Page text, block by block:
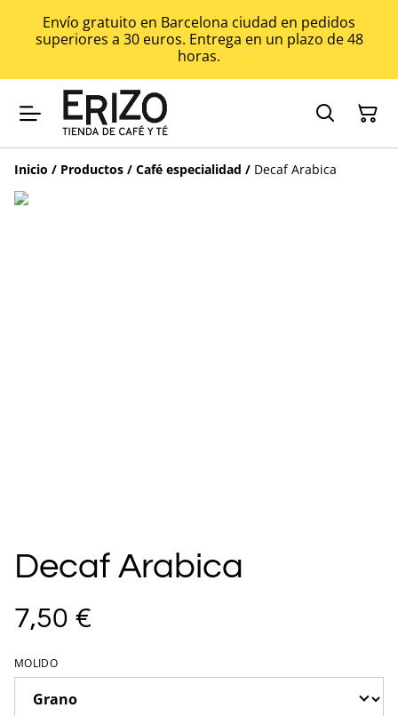
Envío gratuito en Barcelona ciudad en pedidos
superiores a 30 euros. Entrega en un plazo de 48
horas.
Inicio / Productos / Café especialidad / Decaf Arabica
Decaf Arabica
7,50 €
MOLIDO